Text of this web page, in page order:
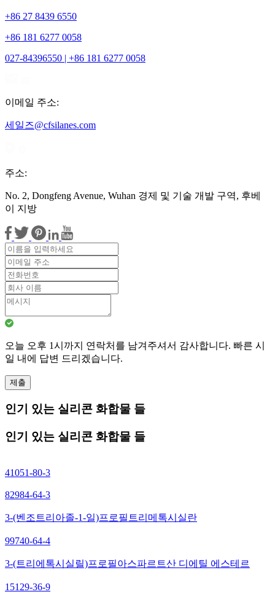
+86 27 8439 6550
+86 181 6277 0058
027-84396550 | +86 181 6277 0058
이메일 주소:
세일즈@cfsilanes.com
주소:
No. 2, Dongfeng Avenue, Wuhan 경제 및 기술 개발 구역, 후베
이 지방
오늘 오후 1시까지 연락처를 남겨주셔서 감사합니다. 빠른 시
일 내에 답변 드리겠습니다.
제출
인기 있는 실리콘 화합물 들
인기 있는 실리콘 화합물 들
41051-80-3
82984-64-3
3-(벤조트리아졸-1-일)프로필트리메톡시실란
99740-64-4
3-(트리에톡시실릴)프로필아스파르트산 디에틸 에스테르
15129-36-9